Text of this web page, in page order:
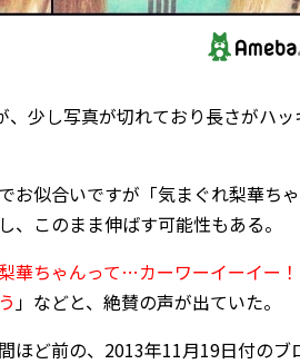
、少し写真が切れており長さがハ
でお似合いですが「気まぐれ梨華ち
、このまま伸ばす可能性もある。
華ちゃんって…カーワーイーイー！
」などと、絶賛の声が出ていた。
ほど前の、2013年11月19日付のブ